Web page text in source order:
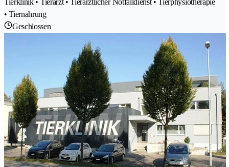
• Tiernahrung
Geschlossen